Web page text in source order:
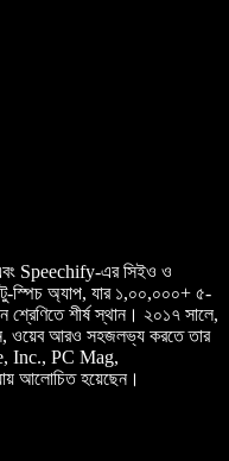
এবং Speechify-এর সিইও ও
টু-স্পিচ অ্যাপ, যার ১,০০,০০০+ ৫-
শ্রেণিতে শীর্ষ স্থান। ২০১৭ সালে,
ওয়েব আরও সহজলভ্য করতে তার
Inc., PC Mag,
আলোচিত হয়েছেন।